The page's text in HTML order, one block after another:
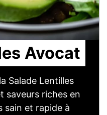
Avocat
Salade Lentilles
saveurs riches en
sain et rapide à